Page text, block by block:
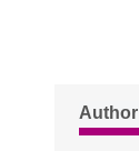
Author